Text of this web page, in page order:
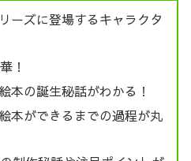
ーズに登場するキャラクタ
！
本の誕生秘話がわかる！
本ができるまでの過程が丸